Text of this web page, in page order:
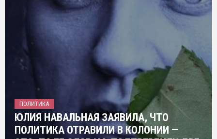
ПОЛИТИКА
ЮЛИЯ НАВАЛЬНАЯ ЗАЯВИЛА, ЧТО
ПОЛИТИКА ОТРАВИЛИ В КОЛОНИИ —